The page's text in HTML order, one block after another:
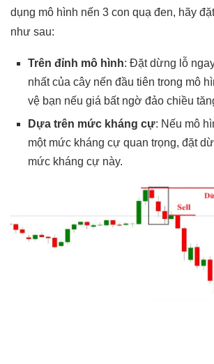
dụng mô hình nến 3 con quạ đen, hãy
như sau:
Trên đỉnh mô hình: Đặt dừng lỗ
nhất của cây nến đầu tiên trong mô
vệ bạn nếu giá bất ngờ đảo chiều
Dựa trên mức kháng cự: Nếu mô
một mức kháng cự quan trọng, đặt
mức kháng cự này.